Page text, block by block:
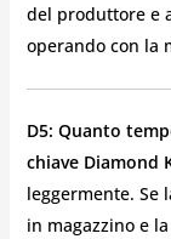
del produttore e
operando con la
D5: Quanto
chiave Diamond
leggermente. Se
in magazzino e